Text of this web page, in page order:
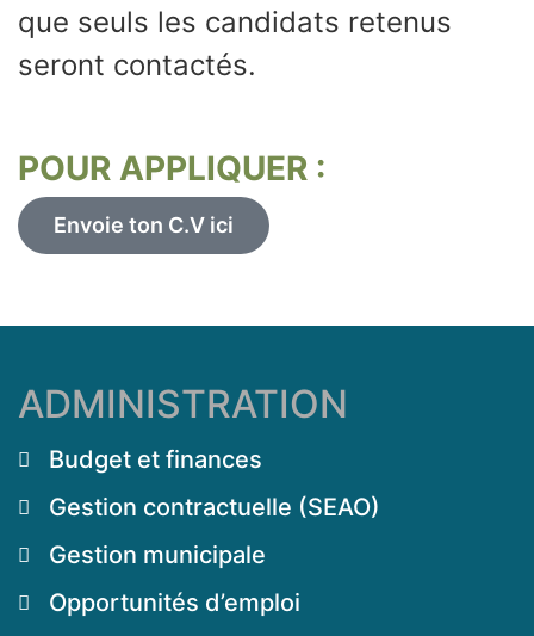
que seuls les candidats retenus
seront contactés.
POUR APPLIQUER :
Envoie ton C.V ici
ADMINISTRATION
Budget et finances
Gestion contractuelle (SEAO)
Gestion municipale
Opportunités d’emploi